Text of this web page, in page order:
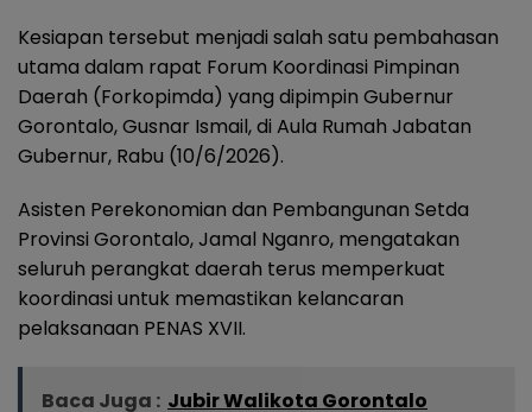
Kesiapan tersebut menjadi salah satu pembahasan
utama dalam rapat Forum Koordinasi Pimpinan
Daerah (Forkopimda) yang dipimpin Gubernur
Gorontalo, Gusnar Ismail, di Aula Rumah Jabatan
Gubernur, Rabu (10/6/2026).
Asisten Perekonomian dan Pembangunan Setda
Provinsi Gorontalo, Jamal Nganro, mengatakan
seluruh perangkat daerah terus memperkuat
koordinasi untuk memastikan kelancaran
pelaksanaan PENAS XVII.
Baca Juga : Jubir Walikota Gorontalo